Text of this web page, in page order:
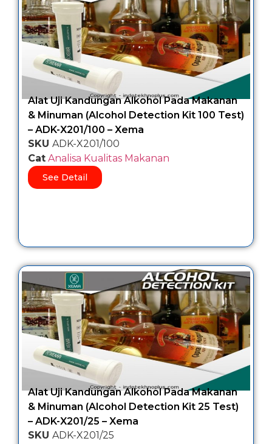
Alat Uji Kandungan Alkohol Pada Makanan
& Minuman (Alcohol Detection Kit 100 Test)
– ADK-X201/100 – Xema
SKU ADK-X201/100
Cat Analisa Kualitas Makanan
See Detail
Alat Uji Kandungan Alkohol Pada Makanan
& Minuman (Alcohol Detection Kit 25 Test)
– ADK-X201/25 – Xema
SKU ADK-X201/25